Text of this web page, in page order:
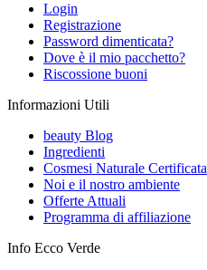
Login
Registrazione
Password dimenticata?
Dove è il mio pacchetto?
Riscossione buoni
Informazioni Utili
beauty Blog
Ingredienti
Cosmesi Naturale Certificata
Noi e il nostro ambiente
Offerte Attuali
Programma di affiliazione
Info Ecco Verde